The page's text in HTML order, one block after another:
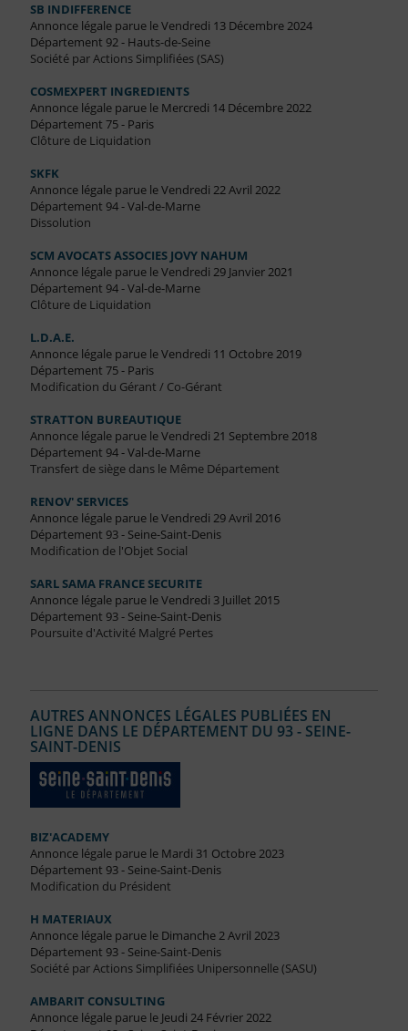
SB INDIFFERENCE
Annonce légale parue le Vendredi 13 Décembre 2024
Département 92 - Hauts-de-Seine
Société par Actions Simplifiées (SAS)
COSMEXPERT INGREDIENTS
Annonce légale parue le Mercredi 14 Décembre 2022
Département 75 - Paris
Clôture de Liquidation
SKFK
Annonce légale parue le Vendredi 22 Avril 2022
Département 94 - Val-de-Marne
Dissolution
SCM AVOCATS ASSOCIES JOVY NAHUM
Annonce légale parue le Vendredi 29 Janvier 2021
Département 94 - Val-de-Marne
Clôture de Liquidation
L.D.A.E.
Annonce légale parue le Vendredi 11 Octobre 2019
Département 75 - Paris
Modification du Gérant / Co-Gérant
STRATTON BUREAUTIQUE
Annonce légale parue le Vendredi 21 Septembre 2018
Département 94 - Val-de-Marne
Transfert de siège dans le Même Département
RENOV' SERVICES
Annonce légale parue le Vendredi 29 Avril 2016
Département 93 - Seine-Saint-Denis
Modification de l'Objet Social
SARL SAMA FRANCE SECURITE
Annonce légale parue le Vendredi 3 Juillet 2015
Département 93 - Seine-Saint-Denis
Poursuite d'Activité Malgré Pertes
AUTRES ANNONCES LÉGALES PUBLIÉES EN
LIGNE DANS LE DÉPARTEMENT DU 93 - SEINE-
SAINT-DENIS
BIZ'ACADEMY
Annonce légale parue le Mardi 31 Octobre 2023
Département 93 - Seine-Saint-Denis
Modification du Président
H MATERIAUX
Annonce légale parue le Dimanche 2 Avril 2023
Département 93 - Seine-Saint-Denis
Société par Actions Simplifiées Unipersonnelle (SASU)
AMBARIT CONSULTING
Annonce légale parue le Jeudi 24 Février 2022